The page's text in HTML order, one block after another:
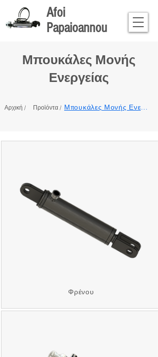
Afoi
Papaioannou
Μπουκάλες Μονής
Ενεργείας
Αρχική / Προϊόντα / Μπουκάλες Μονής Ενεργείας
Φρένου